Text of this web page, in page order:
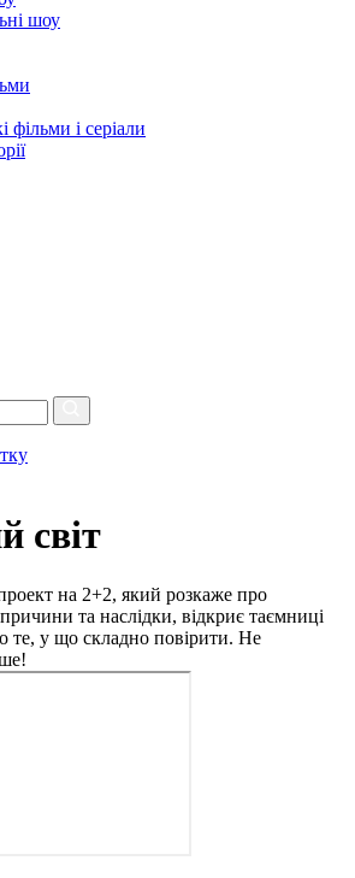
шоу
фільми і серіали
світ
на 2+2, який розкаже про
причини та наслідки, відкриє таємниці
те, у що складно повірити. Не